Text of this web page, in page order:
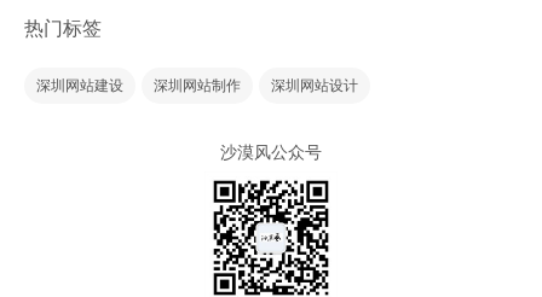
热门标签
深圳网站建设 深圳网站制作 深圳网站设计
沙漠风公众号